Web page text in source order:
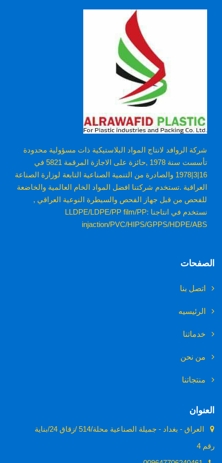
شركة الروافد لانتاج المواد البلاستيكية ذات مسؤولية محدودة
تأسست سنة 1978 ,حائزة على الاجازة المرقمة 5821 في
16|3|1978 والصادرة من التنمية الصناعية التابعة لوزارة الصناعة
العراقية .تستخدم شركتنا افضل المواد الخام العالمية والخاضعة
للفحص من قبل جهاز الفحص والسيطرة النوعية العراقي ,
نستخدم في انتاجنا :LLDPE/LDPE/PP film/PP
injaction/PVC/HIPS/GPPS/HDPE/ABS
الصفحات
اتصل بنا
الرئيسيه
خدماتنا
من نحن
منتجاتنا
العنوان
العراق - بغداد - جميلة الصناعية محلة/514 /زقاق 24/بناية
رقم 4